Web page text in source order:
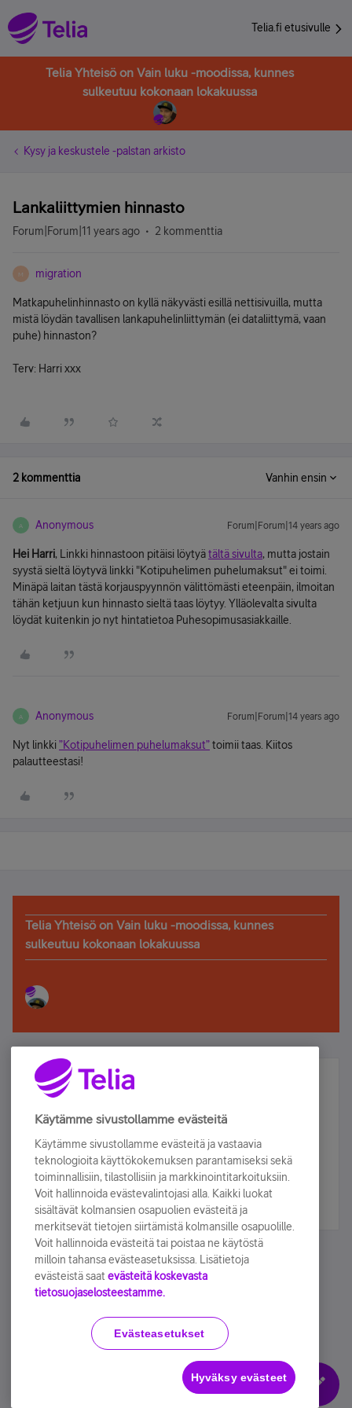
Telia.fi etusivulle
Telia Yhteisö on Vain luku -moodissa, kunnes
sulkeutuu kokonaan lokakuussa
Kysy ja keskustele -palstan arkisto
Lankaliittymien hinnasto
Forum|Forum|11 years ago 2 kommenttia
M migration
Matkapuhelinhinnasto on kyllä näkyvästi esillä nettisivuilla, mutta
mistä löydän tavallisen lankapuhelinliittymän (ei dataliittymä, vaan
puhe) hinnaston?
Terv: Harri xxx
2 kommenttia Vanhin ensin
A Anonymous Forum|Forum|14 years ago
Hei Harri, Linkki hinnastoon pitäisi löytyätältä sivulta, mutta jostain
syystä sieltä löytyvä linkki "Kotipuhelimen puhelumaksut" ei toimi.
Minäpä laitan tästä korjauspyynnön välittömästi eteenpäin, ilmoitan
tähän ketjuun kun hinnasto sieltä taas löytyy. Ylläolevalta sivulta
löydät kuitenkin jo nyt hintatietoa Puhesopimusasiakkaille.
A Anonymous Forum|Forum|14 years ago
Nyt linkki”Kotipuhelimen puhelumaksut”toimii taas. Kiitos
palautteestasi!
Telia Yhteisö on Vain luku -moodissa, kunnes
sulkeutuu kokonaan lokakuussa
Älä jää paitsi – osallistu ja voita!
Tilaa Telian uutiskirje ja olet mukana arvonnassa.
sähköpostiisi.
Tilaa nyt
Käyttöehdot Accessibility statement
Evästeasetukset
Käytämme sivustollamme evästeitä
Käytämme sivustollamme evästeitä ja vastaavia
teknologioita käyttökokemuksen parantamiseksi sekä
toiminnallisiin, tilastollisiin ja markkinointitarkoituksiin.
Voit hallinnoida evästevalintojasi alla. Kaikki luokat
sisältävät kolmansien osapuolien evästeitä ja
merkitsevät tietojen siirtämistä kolmansille osapuolille.
Voit hallinnoida evästeitä tai poistaa ne käytöstä
milloin tahansa evästeasetuksissa. Lisätietoja
evästeistä saat evästeitä koskevasta
tietosuojaselosteestamme.
Evästeasetukset
Hyväksy evästeet